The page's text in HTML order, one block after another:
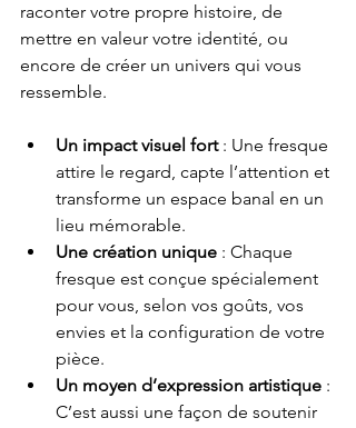
raconter votre propre histoire, de
mettre en valeur votre identité, ou
encore de créer un univers qui vous
ressemble.
Un impact visuel fort : Une fresque
attire le regard, capte l’attention et
transforme un espace banal en un
lieu mémorable.
Une création unique : Chaque
fresque est conçue spécialement
pour vous, selon vos goûts, vos
envies et la configuration de votre
pièce.
Un moyen d’expression artistique :
C’est aussi une façon de soutenir